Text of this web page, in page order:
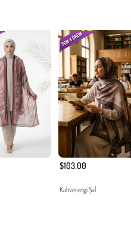
$103.00
Kahverengi Şal